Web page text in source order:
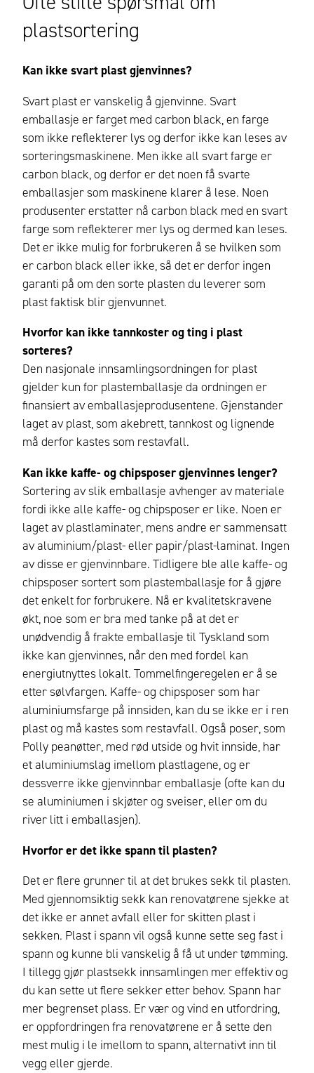
plastsortering
Kan ikke svart plast gjenvinnes?
Svart plast er vanskelig å gjenvinne. Svart
emballasje er farget med carbon black, en farge
som ikke reflekterer lys og derfor ikke kan leses av
sorteringsmaskinene. Men ikke all svart farge er
carbon black, og derfor er det noen få svarte
emballasjer som maskinene klarer å lese. Noen
produsenter erstatter nå carbon black med en svart
farge som reflekterer mer lys og dermed kan leses.
Det er ikke mulig for forbrukeren å se hvilken som
er carbon black eller ikke, så det er derfor ingen
garanti på om den sorte plasten du leverer som
plast faktisk blir gjenvunnet.
Hvorfor kan ikke tannkoster og ting i plast
sorteres?
Den nasjonale innsamlingsordningen for plast
gjelder kun for plastemballasje da ordningen er
finansiert av emballasjeprodusentene. Gjenstander
laget av plast, som akebrett, tannkost og lignende
må derfor kastes som restavfall.
Kan ikke kaffe- og chipsposer gjenvinnes lenger?
Sortering av slik emballasje avhenger av materiale
fordi ikke alle kaffe- og chipsposer er like. Noen er
laget av plastlaminater, mens andre er sammensatt
av aluminium/plast- eller papir/plast-laminat. Ingen
av disse er gjenvinnbare. Tidligere ble alle kaffe- og
chipsposer sortert som plastemballasje for å gjøre
det enkelt for forbrukere. Nå er kvalitetskravene
økt, noe som er bra med tanke på at det er
unødvendig å frakte emballasje til Tyskland som
ikke kan gjenvinnes, når den med fordel kan
energiutnyttes lokalt. Tommelfingeregelen er å se
etter sølvfargen. Kaffe- og chipsposer som har
aluminiumsfarge på innsiden, kan du se ikke er i ren
plast og må kastes som restavfall. Også poser, som
Polly peanøtter, med rød utside og hvit innside, har
et aluminiumslag imellom plastlagene, og er
dessverre ikke gjenvinnbar emballasje (ofte kan du
se aluminiumen i skjøter og sveiser, eller om du
river litt i emballasjen).
Hvorfor er det ikke spann til plasten?
Det er flere grunner til at det brukes sekk til plasten.
Med gjennomsiktig sekk kan renovatørene sjekke at
det ikke er annet avfall eller for skitten plast i
sekken. Plast i spann vil også kunne sette seg fast i
spann og kunne bli vanskelig å få ut under tømming.
I tillegg gjør plastsekk innsamlingen mer effektiv og
du kan sette ut flere sekker etter behov. Spann har
mer begrenset plass. Er vær og vind en utfordring,
er oppfordringen fra renovatørene er å sette den
mest mulig i le imellom to spann, alternativt inn til
vegg eller gjerde.